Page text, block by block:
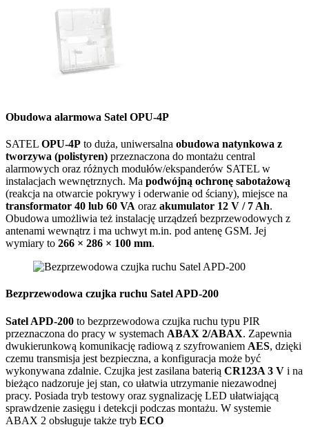
Obudowa alarmowa Satel OPU-4P
SATEL OPU-4P to duża, uniwersalna obudowa natynkowa z
tworzywa (polistyren) przeznaczona do montażu central
alarmowych oraz różnych modułów/ekspanderów SATEL w
instalacjach wewnętrznych. Ma podwójną ochronę sabotażową
(reakcja na otwarcie pokrywy i oderwanie od ściany), miejsce na
transformator 40 lub 60 VA oraz akumulator 12 V / 7 Ah.
Obudowa umożliwia też instalację urządzeń bezprzewodowych z
antenami wewnątrz i ma uchwyt m.in. pod antenę GSM. Jej
wymiary to 266 × 286 × 100 mm.
Bezprzewodowa czujka ruchu Satel APD-200
Satel APD-200 to bezprzewodowa czujka ruchu typu PIR
przeznaczona do pracy w systemach ABAX 2/ABAX. Zapewnia
dwukierunkową komunikację radiową z szyfrowaniem AES, dzięki
czemu transmisja jest bezpieczna, a konfiguracja może być
wykonywana zdalnie. Czujka jest zasilana baterią CR123A 3 V i na
bieżąco nadzoruje jej stan, co ułatwia utrzymanie niezawodnej
pracy. Posiada tryb testowy oraz sygnalizację LED ułatwiającą
sprawdzenie zasięgu i detekcji podczas montażu. W systemie
ABAX 2 obsługuje także tryb ECO